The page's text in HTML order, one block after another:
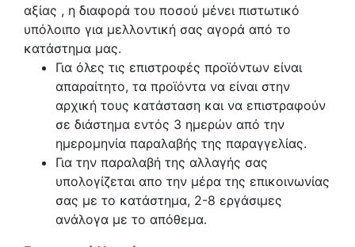
αξίας , η διαφορά του ποσού μένει πιστωτικό
υπόλοιπο για μελλοντική σας αγορά από το
κατάστημα μας.
Για όλες τις επιστροφές προϊόντων είναι
απαραίτητο, τα προϊόντα να είναι στην
αρχική τους κατάσταση και να επιστραφούν
σε διάστημα εντός 3 ημερών από την
ημερομηνία παραλαβής της παραγγελίας.
Για την παραλαβή της αλλαγής σας
υπολογίζεται απο την μέρα της επικοινωνίας
σας με το κατάστημα, 2-8 εργάσιμες
ανάλογα με το απόθεμα.